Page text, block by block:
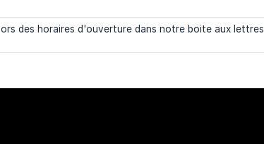
des horaires d'ouverture dans notre boite aux lettres